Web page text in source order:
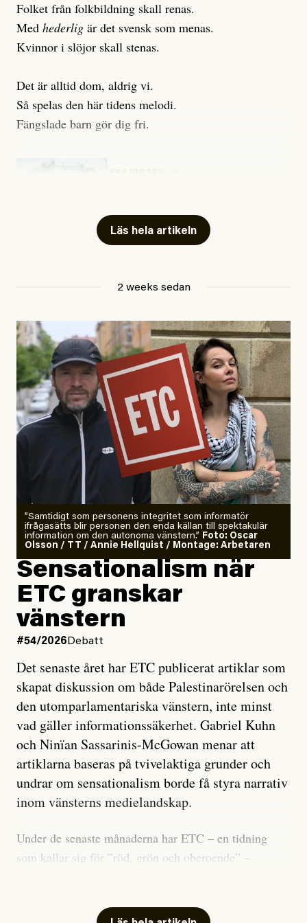
Folket från folkbildning skall renas.
Med hederlig är det svensk som menas.
Kvinnor i slöjor skall stenas.
Det är alltid dom, aldrig vi.
Så spelas den här tidens melodi.
Fängslade barn gör dig fri.
Läs hela artikeln
2 weeks sedan
”Samtidigt som personens integritet som informatör
ifrågasätts blir personen den enda källan till spektakulär
information om den autonoma vänstern.” Foto: Oscar
Olsson / TT / Annie Hellquist / Montage: Arbetaren
Sensationalism när
ETC granskar
vänstern
#54/2026 Debatt
Det senaste året har ETC publicerat artiklar som
skapat diskussion om både Palestinarörelsen och
den utomparlamentariska vänstern, inte minst
vad gäller informationssäkerhet. Gabriel Kuhn
och Ninïan Sassarinis-McGowan menar att
artiklarna baseras på tvivelaktiga grunder och
undrar om sensationalism borde få styra narrativ
inom vänsterns medielandskap.
Under de senaste månaderna har ETC – en tidning
som kallar sig för ”röd, grön och oberoende” –
skriver för? Vad betyder det att vara en ”röd, grön och